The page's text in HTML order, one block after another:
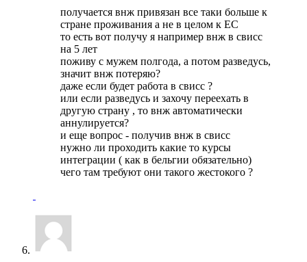
получается внж привязан все таки больше к
стране проживания а не в целом к ЕС
то есть вот получу я например внж в свисс
на 5 лет
поживу с мужем полгода, а потом разведусь,
значит внж потеряю?
даже если будет работа в свисс ?
или если разведусь и захочу переехать в
другую страну , то внж автоматически
аннулируется?
и еще вопрос - получив внж в свисс
нужно ли проходить какие то курсы
интеграции ( как в бельгии обязательно)
чего там требуют они такого жестокого ?